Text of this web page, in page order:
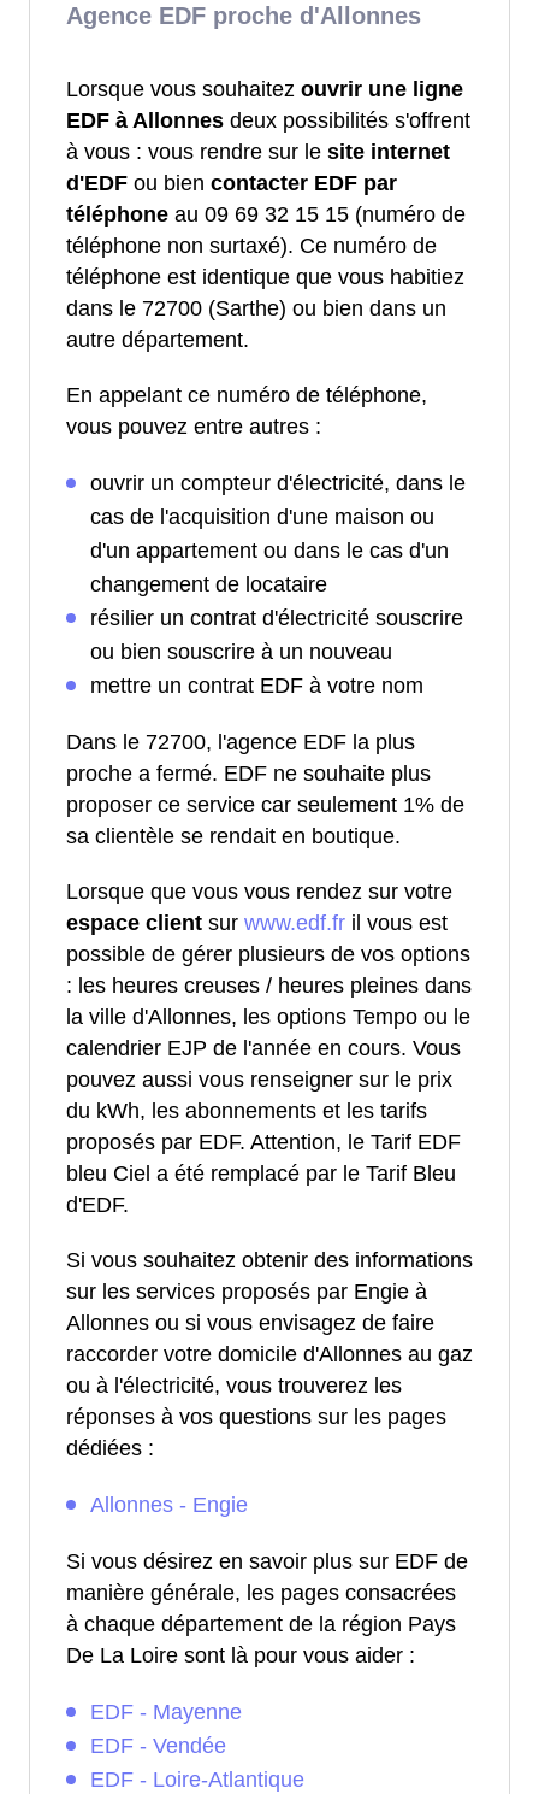
Agence EDF proche d'Allonnes
Lorsque vous souhaitez ouvrir une ligne
EDF à Allonnes deux possibilités s'offrent
à vous : vous rendre sur le site internet
d'EDF ou bien contacter EDF par
téléphone au 09 69 32 15 15 (numéro de
téléphone non surtaxé). Ce numéro de
téléphone est identique que vous habitiez
dans le 72700 (Sarthe) ou bien dans un
autre département.
En appelant ce numéro de téléphone,
vous pouvez entre autres :
ouvrir un compteur d'électricité, dans le
cas de l'acquisition d'une maison ou
d'un appartement ou dans le cas d'un
changement de locataire
résilier un contrat d'électricité souscrire
ou bien souscrire à un nouveau
mettre un contrat EDF à votre nom
Dans le 72700, l'agence EDF la plus
proche a fermé. EDF ne souhaite plus
proposer ce service car seulement 1% de
sa clientèle se rendait en boutique.
Lorsque que vous vous rendez sur votre
espace client sur www.edf.fr il vous est
possible de gérer plusieurs de vos options
: les heures creuses / heures pleines dans
la ville d'Allonnes, les options Tempo ou le
calendrier EJP de l'année en cours. Vous
pouvez aussi vous renseigner sur le prix
du kWh, les abonnements et les tarifs
proposés par EDF. Attention, le Tarif EDF
bleu Ciel a été remplacé par le Tarif Bleu
d'EDF.
Si vous souhaitez obtenir des informations
sur les services proposés par Engie à
Allonnes ou si vous envisagez de faire
raccorder votre domicile d'Allonnes au gaz
ou à l'électricité, vous trouverez les
réponses à vos questions sur les pages
dédiées :
Allonnes - Engie
Si vous désirez en savoir plus sur EDF de
manière générale, les pages consacrées
à chaque département de la région Pays
De La Loire sont là pour vous aider :
EDF - Mayenne
EDF - Vendée
EDF - Loire-Atlantique